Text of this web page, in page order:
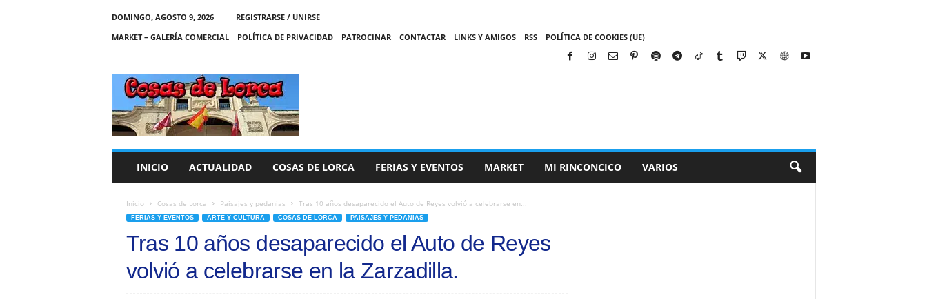
DOMINGO, AGOSTO 9, 2026
REGISTRARSE / UNIRSE
MARKET – GALERÍA COMERCIAL
POLÍTICA DE PRIVACIDAD PATROCINAR CONTACTAR LINKS Y AMIGOS RSS POLÍTICA DE COOKIES (UE)
C
A
S
INICIO ACTUALIDAD COSAS DE LORCA FERIAS Y EVENTOS MARKET MI RINCONCICO VARIOS
Inicio Cosas de Lorca Paisajes y pedanias Tras 10 años desaparecido el Auto de Reyes volvió a celebrarse en...
FERIAS Y EVENTOS ARTE Y CULTURA COSAS DE LORCA PAISAJES Y PEDANIAS
Tras 10 años desaparecido el Auto de Reyes
volvió a celebrarse en la Zarzadilla.